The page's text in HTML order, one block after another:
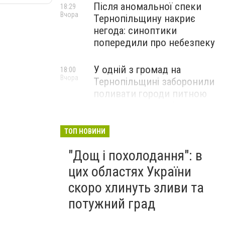
Після аномальної спеки
Тернопільщину накриє
негода: синоптики
попередили про небезпеку
18:29
Вчора
У одній з громад на
Тернопільщині заборонили
поливати городи питною
18:00
Вчора
миті: на Тернопільщині
знешкодили боєприпас
Вчора
ТОП НОВИНИ
"Дощ і похолодання": в
цих областях України
скоро хлинуть зливи та
потужний град